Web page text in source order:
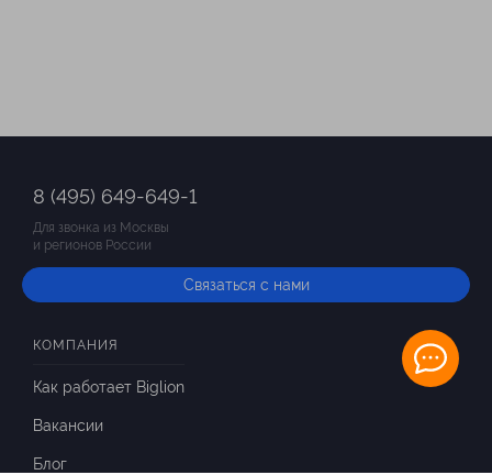
8 (495) 649-649-1
Для звонка из Москвы
и регионов России
Связаться с нами
КОМПАНИЯ
Как работает Biglion
Вакансии
Блог